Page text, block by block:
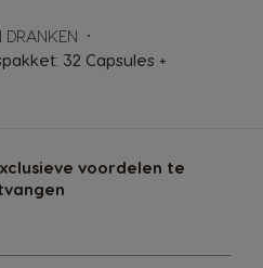
voordelen te
DRANKEN
32 Capsules +